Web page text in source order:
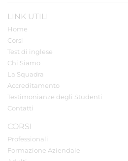
LINK UTILI
Home
Corsi
Test di inglese
Chi Siamo
La Squadra
Accreditamento
Testimonianze degli Studenti
Contatti
CORSI
Professionali
Formazione Aziendale